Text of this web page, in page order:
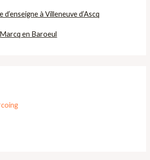
à Villeneuve d’Ascq
en Baroeul